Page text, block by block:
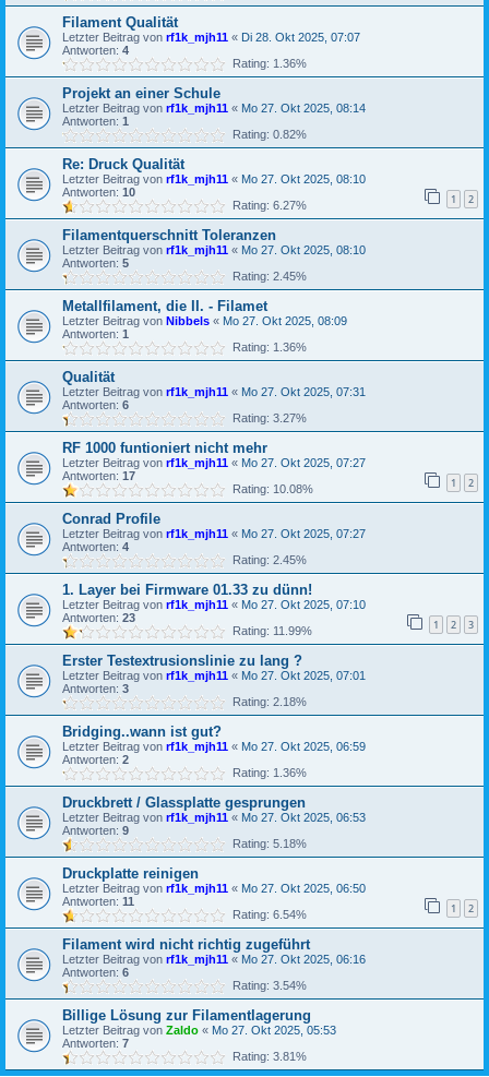
Filament Qualität
Letzter Beitrag von rf1k_mjh11 « Di 28. Okt 2025, 07:07
Antworten: 4
Rating: 1.36%
Projekt an einer Schule
Letzter Beitrag von rf1k_mjh11 « Mo 27. Okt 2025, 08:14
Antworten: 1
Rating: 0.82%
Re: Druck Qualität
Letzter Beitrag von rf1k_mjh11 « Mo 27. Okt 2025, 08:10
Antworten: 10 1 2
Rating: 6.27%
Filamentquerschnitt Toleranzen
Letzter Beitrag von rf1k_mjh11 « Mo 27. Okt 2025, 08:10
Antworten: 5
Rating: 2.45%
Metallfilament, die II. - Filamet
Letzter Beitrag von Nibbels « Mo 27. Okt 2025, 08:09
Antworten: 1
Rating: 1.36%
Qualität
Letzter Beitrag von rf1k_mjh11 « Mo 27. Okt 2025, 07:31
Antworten: 6
Rating: 3.27%
RF 1000 funtioniert nicht mehr
Letzter Beitrag von rf1k_mjh11 « Mo 27. Okt 2025, 07:27
Antworten: 17 1 2
Rating: 10.08%
Conrad Profile
Letzter Beitrag von rf1k_mjh11 « Mo 27. Okt 2025, 07:27
Antworten: 4
Rating: 2.45%
1. Layer bei Firmware 01.33 zu dünn!
Letzter Beitrag von rf1k_mjh11 « Mo 27. Okt 2025, 07:10
Antworten: 23 1 2 3
Rating: 11.99%
Erster Testextrusionslinie zu lang ?
Letzter Beitrag von rf1k_mjh11 « Mo 27. Okt 2025, 07:01
Antworten: 3
Rating: 2.18%
Bridging..wann ist gut?
Letzter Beitrag von rf1k_mjh11 « Mo 27. Okt 2025, 06:59
Antworten: 2
Rating: 1.36%
Druckbrett / Glassplatte gesprungen
Letzter Beitrag von rf1k_mjh11 « Mo 27. Okt 2025, 06:53
Antworten: 9
Rating: 5.18%
Druckplatte reinigen
Letzter Beitrag von rf1k_mjh11 « Mo 27. Okt 2025, 06:50
Antworten: 11 1 2
Rating: 6.54%
Filament wird nicht richtig zugeführt
Letzter Beitrag von rf1k_mjh11 « Mo 27. Okt 2025, 06:16
Antworten: 6
Rating: 3.54%
Billige Lösung zur Filamentlagerung
Letzter Beitrag von Zaldo « Mo 27. Okt 2025, 05:53
Antworten: 7
Rating: 3.81%